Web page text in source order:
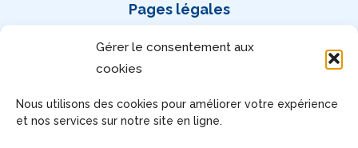
Gérer le consentement aux
cookies
Nous utilisons des cookies pour améliorer votre expérience
et nos services sur notre site en ligne.
Pages légales
Gérez votre consentement
Accessibilité : non conforme